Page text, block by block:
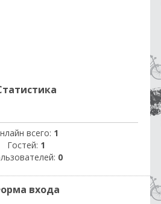
всего: 1
Гостей: 1
0
входа